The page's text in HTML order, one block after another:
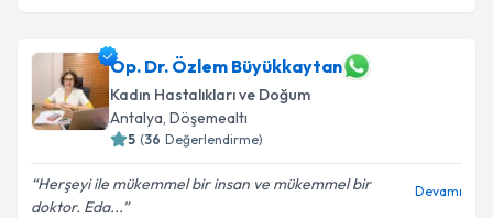
Op. Dr. Özlem Büyükkaytan
Kadın Hastalıkları ve Doğum
Antalya, Döşemealtı
5 (36 Değerlendirme)
Herşeyi ile mükemmel bir insan ve mükemmel bir
doktor. Eda...
Devamı